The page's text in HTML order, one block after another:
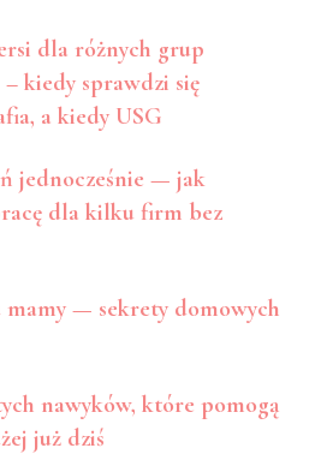
dla różnych grup
kiedy sprawdzi się
a kiedy USG
jednocześnie — jak
dla kilku firm bez
mamy — sekrety domowych
nawyków, które pomogą
już dziś